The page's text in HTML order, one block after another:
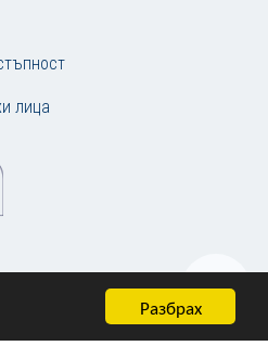
Разбрах
лица